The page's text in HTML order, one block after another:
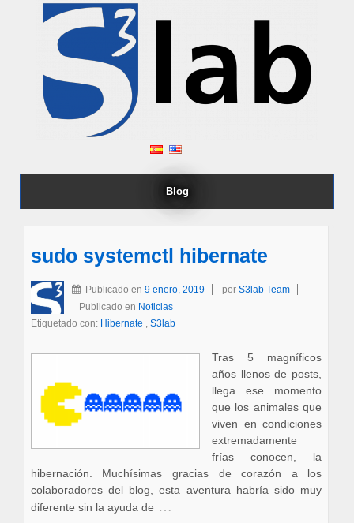
Blog
sudo systemctl hibernate
Publicado en 9 enero, 2019 por S3lab Team
Publicado en Noticias
Etiquetado con: Hibernate S3lab
Tras 5 magníficos
años llenos de posts,
llega ese momento
que los animales que
viven en condiciones
extremadamente
frías conocen, la
hibernación. Muchísimas gracias de corazón a los
colaboradores del blog, esta aventura habría sido muy
diferente sin la ayuda de …